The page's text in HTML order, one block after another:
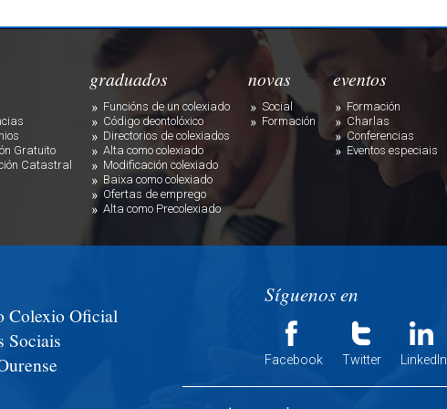
Gratuito
Catastral
graduados
Funcións de un colexiado
Código deontolóxico
Directorios de colexiados
Alta como colexiado
Modificación colexiado
Baixa como colexiado
Ofertas de emprego
Alta como Precolexiado
novas
Social
Formación
eventos
Formación
Charlas
Conferencias
Eventos especiais
Síguenos en
Facebook Twitter LinkedIn
Colexio Oficial
Sociais